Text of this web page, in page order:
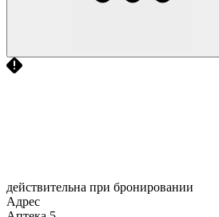
действительна при бронировании
Адрес